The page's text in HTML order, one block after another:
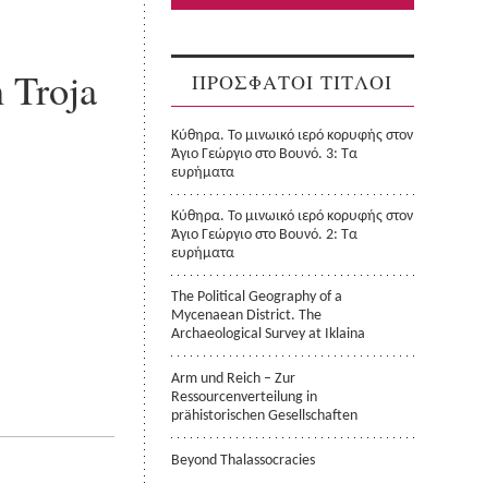
Troja
ΠΡΟΣΦΑΤΟΙ ΤΙΤΛΟΙ
Κύθηρα. Το μινωικό ιερό κορυφής στον
Άγιο Γεώργιο στο Βουνό. 3: Τα
ευρήματα
Κύθηρα. Το μινωικό ιερό κορυφής στον
Άγιο Γεώργιο στο Βουνό. 2: Τα
ευρήματα
The Political Geography of a
Mycenaean District. The
Archaeological Survey at Iklaina
Arm und Reich – Zur
Ressourcenverteilung in
prähistorischen Gesellschaften
Beyond Thalassocracies